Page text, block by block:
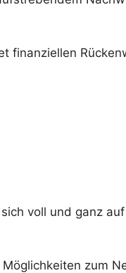
voll und ganz
zum